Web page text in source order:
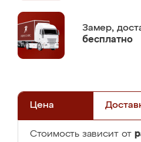
Замер,
бесплатно
Цена
Стоимость зависит от